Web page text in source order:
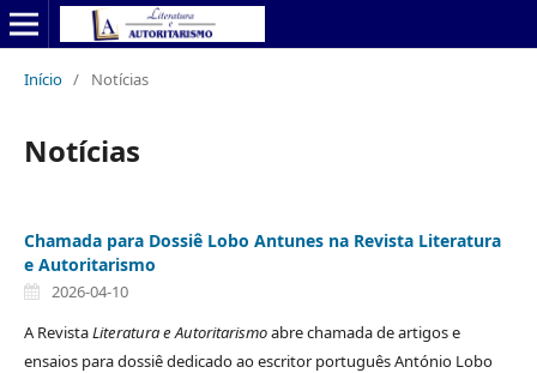
Início / Notícias
Notícias
Chamada para Dossiê Lobo Antunes na Revista Literatura
e Autoritarismo
2026-04-10
A RevistaLiteratura e Autoritarismoabre chamada de artigos e
ensaios para dossiê dedicado ao escritor português António Lobo